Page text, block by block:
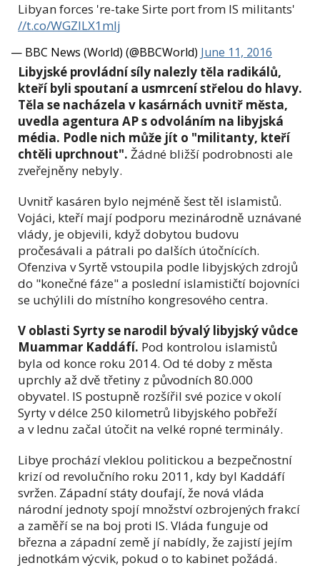
Libyan forces 're-take Sirte port from IS militants'
//t.co/WGZILX1mlj
— BBC News (World) (@BBCWorld) June 11, 2016
Libyjské provládní síly nalezly těla radikálů,
kteří byli spoutaní a usmrcení střelou do hlavy.
Těla se nacházela v kasárnách uvnitř města,
uvedla agentura AP s odvoláním na libyjská
média. Podle nich může jít o "militanty, kteří
chtěli uprchnout". Žádné bližší podrobnosti ale
zveřejněny nebyly.
Uvnitř kasáren bylo nejméně šest těl islamistů.
Vojáci, kteří mají podporu mezinárodně uznávané
vlády, je objevili, když dobytou budovu
pročesávali a pátrali po dalších útočnících.
Ofenziva v Syrtě vstoupila podle libyjských zdrojů
do "konečné fáze" a poslední islamističtí bojovníci
se uchýlili do místního kongresového centra.
V oblasti Syrty se narodil bývalý libyjský vůdce
Muammar Kaddáfí. Pod kontrolou islamistů
byla od konce roku 2014. Od té doby z města
uprchly až dvě třetiny z původních 80.000
obyvatel. IS postupně rozšířil své pozice v okolí
Syrty v délce 250 kilometrů libyjského pobřeží
a v lednu začal útočit na velké ropné terminály.
Libye prochází vleklou politickou a bezpečnostní
krizí od revolučního roku 2011, kdy byl Kaddáfí
svržen. Západní státy doufají, že nová vláda
národní jednoty spojí množství ozbrojených frakcí
a zaměří se na boj proti IS. Vláda funguje od
března a západní země jí nabídly, že zajistí jejím
jednotkám výcvik, pokud o to kabinet požádá.